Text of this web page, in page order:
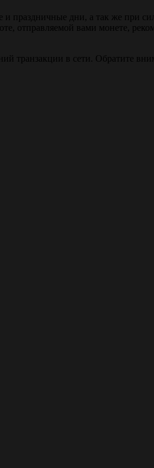
праздничные дни, а так же при
отправляемой вами монете,
транзакции в сети. Обратите